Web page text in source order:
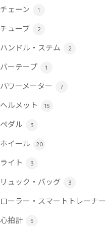
チェーン 1
チューブ 2
ハンドル・ステム 2
バーテープ 1
パワーメーター 7
ヘルメット 15
ペダル 3
ホイール 20
ライト 3
リュック・バッグ 3
ローラー・スマートトレーナー
心拍計 5